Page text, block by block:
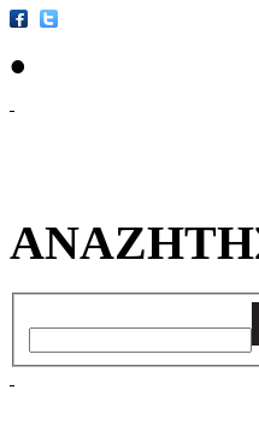
•